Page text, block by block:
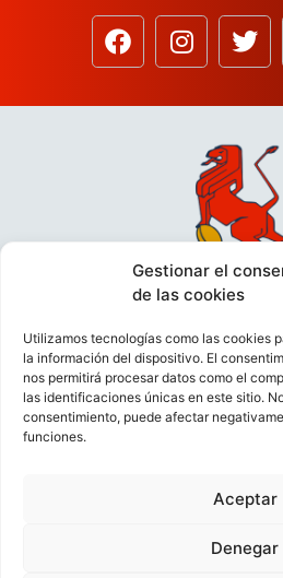
Gestionar el
de las cookies
Utilizamos tecnologías como las cookies
la información del dispositivo. El
nos permitirá procesar datos como el
las identificaciones únicas en este sitio.
consentimiento, puede afectar
funciones.
Aceptar
Denegar
VIDEOCONFERENCIAS
CONTACTO